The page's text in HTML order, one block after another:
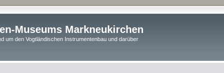
Museums Markneukirchen
um den Vogtländischen Instrumentenbau und darüber